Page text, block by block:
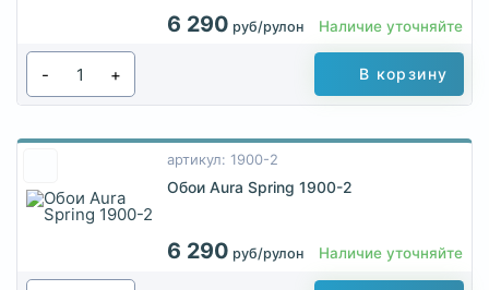
6 290 руб/рулон Наличие уточняйте
- + В корзину
артикул: 1900-2
Обои Aura Spring 1900-2
6 290 руб/рулон Наличие уточняйте